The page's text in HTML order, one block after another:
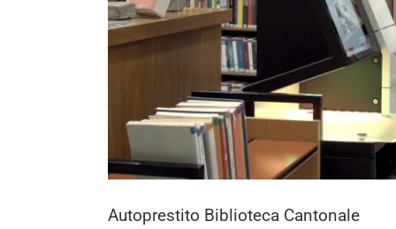
Autoprestito Biblioteca Cantonale